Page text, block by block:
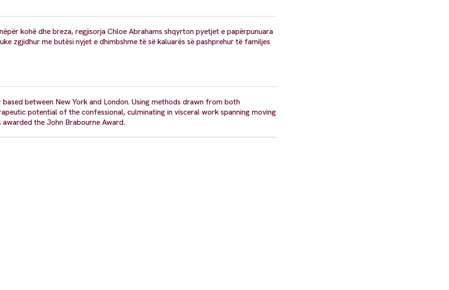
kohë dhe breza, regjisorja Chloe Abrahams shqyrton pyetjet e papërpunuara
zgjidhur me butësi nyjet e dhimbshme të së kaluarës së pashprehur të familjes
between New York and London. Using methods drawn from both
potential of the confessional, culminating in visceral work spanning moving
the John Brabourne Award.